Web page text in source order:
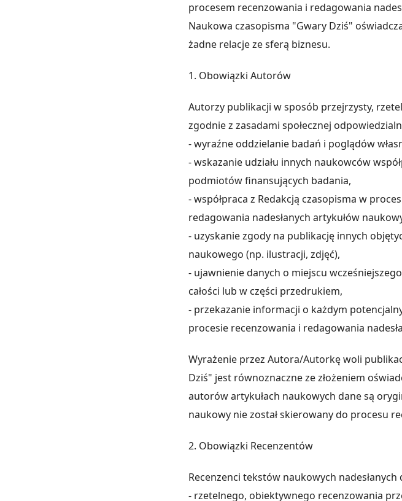
procesem recenzowania i redagowania
Naukowa czasopisma "Gwary Dziś"
żadne relacje ze sferą biznesu.
1. Obowiązki Autorów
Autorzy publikacji w sposób przejrzysty,
zgodnie z zasadami społecznej
- wyraźne oddzielanie badań i poglądów
- wskazanie udziału innych naukowców
podmiotów finansujących badania,
- współpraca z Redakcją czasopisma w
redagowania nadesłanych artykułów
- uzyskanie zgody na publikację innych
naukowego (np. ilustracji, zdjęć),
- ujawnienie danych o miejscu
całości lub w części przedrukiem,
- przekazanie informacji o każdym
procesie recenzowania i redagowania
Wyrażenie przez Autora/Autorkę woli
Dziś" jest równoznaczne ze złożeniem
autorów artykułach naukowych dane są
naukowy nie został skierowany do procesu
2. Obowiązki Recenzentów
Recenzenci tekstów naukowych
- rzetelnego, obiektywnego recenzowania